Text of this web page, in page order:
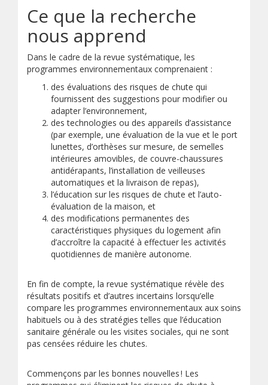
Ce que la recherche
nous apprend
Dans le cadre de la revue systématique, les
programmes environnementaux comprenaient :
des évaluations des risques de chute qui
fournissent des suggestions pour modifier ou
adapter l’environnement,
des technologies ou des appareils d’assistance
(par exemple, une évaluation de la vue et le port
lunettes, d’orthèses sur mesure, de semelles
intérieures amovibles, de couvre-chaussures
antidérapants, l’installation de veilleuses
automatiques et la livraison de repas),
l’éducation sur les risques de chute et l’auto-
évaluation de la maison, et
des modifications permanentes des
caractéristiques physiques du logement afin
d’accroître la capacité à effectuer les activités
quotidiennes de manière autonome.
En fin de compte, la revue systématique révèle des
résultats positifs et d’autres incertains lorsqu’elle
compare les programmes environnementaux aux soins
habituels ou à des stratégies telles que l’éducation
sanitaire générale ou les visites sociales, qui ne sont
pas censées réduire les chutes.
Commençons par les bonnes nouvelles ! Les